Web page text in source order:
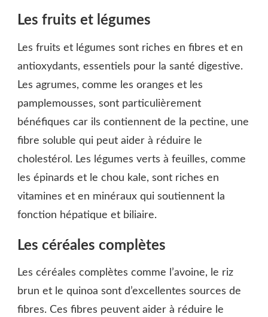
Les fruits et légumes
Les fruits et légumes sont riches en fibres et en
antioxydants, essentiels pour la santé digestive.
Les agrumes, comme les oranges et les
pamplemousses, sont particulièrement
bénéfiques car ils contiennent de la pectine, une
fibre soluble qui peut aider à réduire le
cholestérol. Les légumes verts à feuilles, comme
les épinards et le chou kale, sont riches en
vitamines et en minéraux qui soutiennent la
fonction hépatique et biliaire.
Les céréales complètes
Les céréales complètes comme l’avoine, le riz
brun et le quinoa sont d’excellentes sources de
fibres. Ces fibres peuvent aider à réduire le